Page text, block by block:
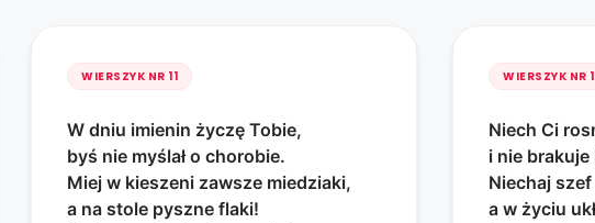
WIERSZYK NR 11
W dniu imienin życzę Tobie,
byś nie myślał o chorobie.
Miej w kieszeni zawsze miedziaki,
a na stole pyszne flaki!
WIERSZYK NR
Niech Ci
i nie
Niechaj
a w życiu